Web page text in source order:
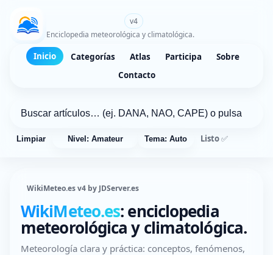
v4
Enciclopedia meteorológica y climatológica.
Inicio Categorías Atlas Participa
Sobre
Contacto
Limpiar Nivel: Amateur Tema: Auto Listo ✅
WikiMeteo.es v4 by JDServer.es
WikiMeteo.es: enciclopedia
meteorológica y climatológica.
Meteorología clara y práctica: conceptos, fenómenos,